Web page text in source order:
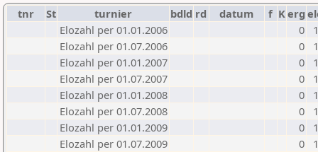
tnr St turnier bdld rd datum f Kerg
Elozahl per 01.01.2006
0
Elozahl per 01.07.2006
0
Elozahl per 01.01.2007
0
Elozahl per 01.07.2007
0
Elozahl per 01.01.2008
0
Elozahl per 01.07.2008
0
Elozahl per 01.01.2009
0
Elozahl per 01.07.2009
0